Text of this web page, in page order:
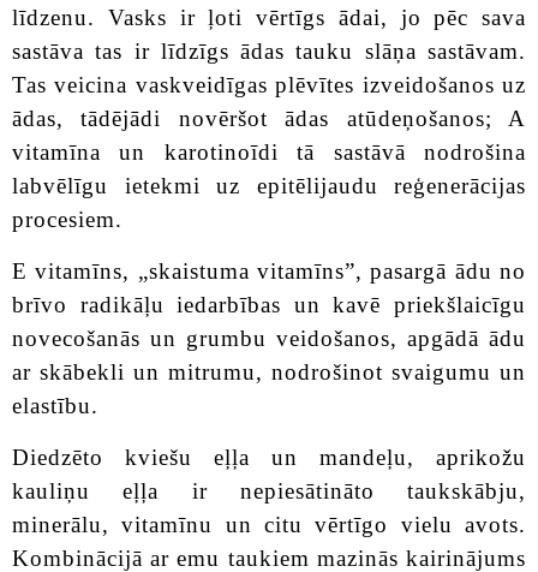
līdzenu. Vasks ir ļoti vērtīgs ādai, jo pēc sava
sastāva tas ir līdzīgs ādas tauku slāņa sastāvam.
Tas veicina vaskveidīgas plēvītes izveidošanos uz
ādas, tādējādi novēršot ādas atūdeņošanos; A
vitamīna un karotinoīdi tā sastāvā nodrošina
labvēlīgu ietekmi uz epitēlijaudu reģenerācijas
procesiem.
E vitamīns, „skaistuma vitamīns”, pasargā ādu no
brīvo radikāļu iedarbības un kavē priekšlaicīgu
novecošanās un grumbu veidošanos, apgādā ādu
ar skābekli un mitrumu, nodrošinot svaigumu un
elastību.
Diedzēto kviešu eļļa un mandeļu, aprikožu
kauliņu eļļa ir nepiesātināto taukskābju,
minerālu, vitamīnu un citu vērtīgo vielu avots.
Kombinācijā ar emu taukiem mazinās kairinājums